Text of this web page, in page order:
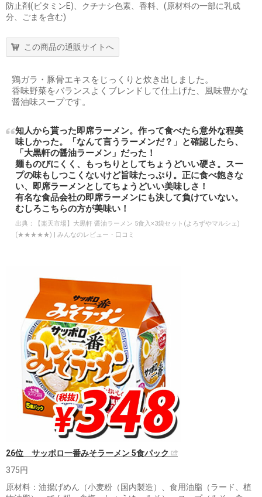
防止剤(ビタミンE)、クチナシ色素、香料、(原材料の一部に乳成
分、ごまを含む)
この商品の通販サイトへ
鶏ガラ・豚骨エキスをじっくりと炊き出しました。
香味野菜をバランスよくブレンドして仕上げた、風味豊かな
醤油味スープです。
知人から貰った即席ラーメン。作って食べたら意外な程美
味しかった。「なんて言うラーメンだ？」と確認したら、
「大黒軒の醤油ラーメン」だった！
麺ものびにくく、もっちりとしてちょうどいい硬さ。スー
プの味もしつこくないけど旨味たっぷり。正に食べ飽きな
い、即席ラーメンとしてちょうどいい美味しさ！
有名な食品会社の即席ラーメンにも決して負けていない。
むしろこちらの方が美味い！
出典：
【楽天市場】大黒軒 醤油ラーメン 5食入×3袋セット(よろずやマルシェ)
(★★★★★) | みんなのレビュー・口コミ
26位 サッポロ一番みそラーメン 5食パック
375円
原材料：油揚げめん（小麦粉（国内製造）、食用油脂（ラード、植